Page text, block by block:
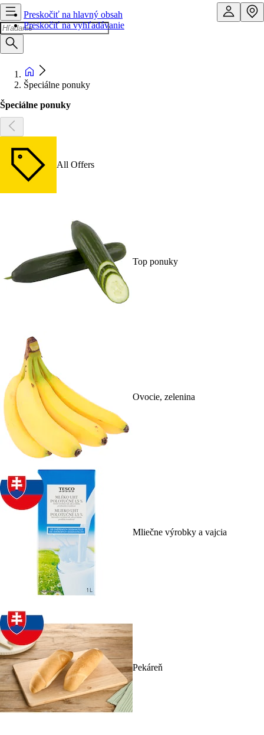
Preskočiť na hlavný obsah
Preskočiť na vyhľadávanie
Špeciálne ponuky
Špeciálne ponuky
All Offers
Top ponuky
Ovocie, zelenina
Mliečne výrobky a vajcia
Pekáreň